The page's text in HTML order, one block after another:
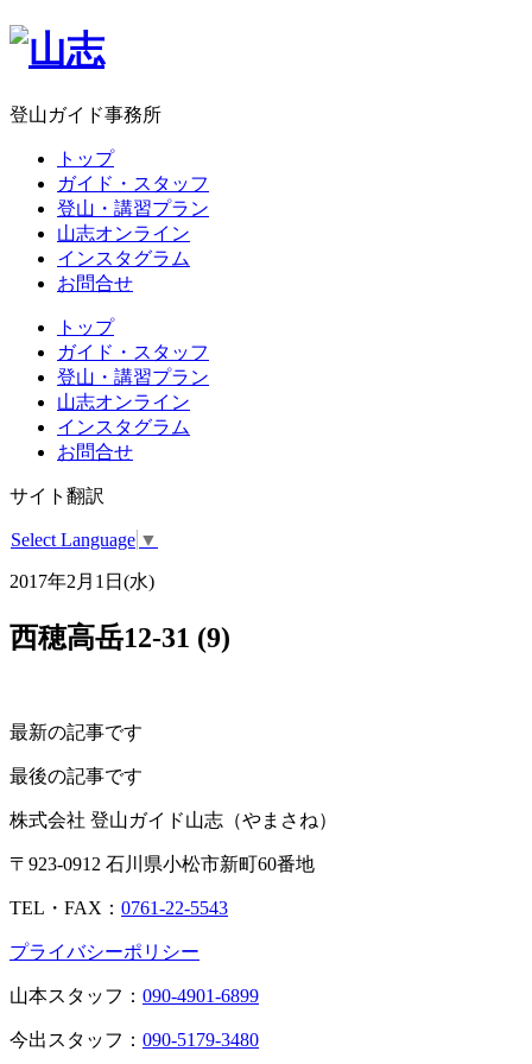
登山ガイド事務所
トップ
ガイド・スタッフ
登山・講習プラン
山志オンライン
インスタグラム
お問合せ
トップ
ガイド・スタッフ
登山・講習プラン
山志オンライン
インスタグラム
お問合せ
サイト翻訳
Select Language ▼
2017年2月1日(水)
西穂高岳12-31 (9)
最新の記事です
最後の記事です
株式会社 登山ガイド山志（やまさね）
〒923-0912 石川県小松市新町60番地
TEL・FAX： 0761-22-5543
プライバシーポリシー
山本スタッフ： 090-4901-6899
今出スタッフ： 090-5179-3480